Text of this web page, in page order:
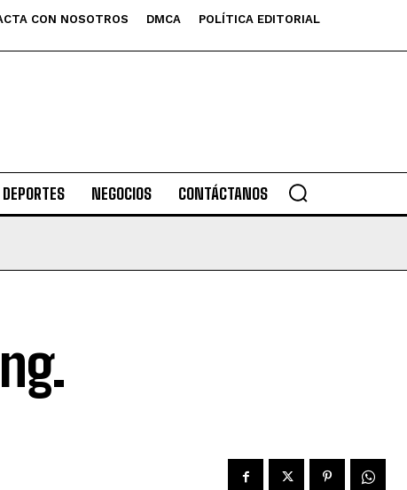
CON NOSOTROS DMCA
POLÍTICA EDITORIAL
DEPORTES NEGOCIOS CONTÁCTANOS